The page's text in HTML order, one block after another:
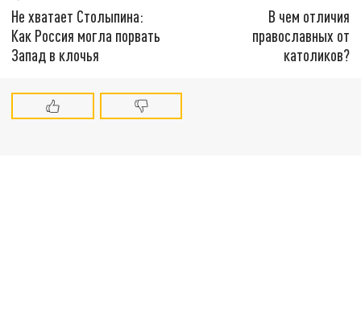
Не хватает Столыпина:
Как Россия могла порвать
Запад в клочья
В чем отличия
православных от
католиков?